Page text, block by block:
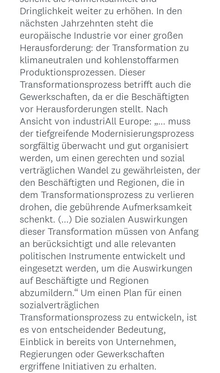
Dringlichkeit weiter zu erhöhen. In den
nächsten Jahrzehnten steht die
europäische Industrie vor einer großen
Herausforderung: der Transformation zu
klimaneutralen und kohlenstoffarmen
Produktionsprozessen. Dieser
Transformationsprozess betrifft auch die
Gewerkschaften, da er die Beschäftigten
vor Herausforderungen stellt. Nach
Ansicht von industriAll Europe: „... muss
der tiefgreifende Modernisierungsprozess
sorgfältig überwacht und gut organisiert
werden, um einen gerechten und sozial
verträglichen Wandel zu gewährleisten, der
den Beschäftigten und Regionen, die in
dem Transformationsprozess zu verlieren
drohen, die gebührende Aufmerksamkeit
schenkt. (...) Die sozialen Auswirkungen
dieser Transformation müssen von Anfang
an berücksichtigt und alle relevanten
politischen Instrumente entwickelt und
eingesetzt werden, um die Auswirkungen
auf Beschäftigte und Regionen
abzumildern.“ Um einen Plan für einen
sozialverträglichen
Transformationsprozess zu entwickeln, ist
es von entscheidender Bedeutung,
Einblick in bereits von Unternehmen,
Regierungen oder Gewerkschaften
ergriffene Initiativen zu erhalten.